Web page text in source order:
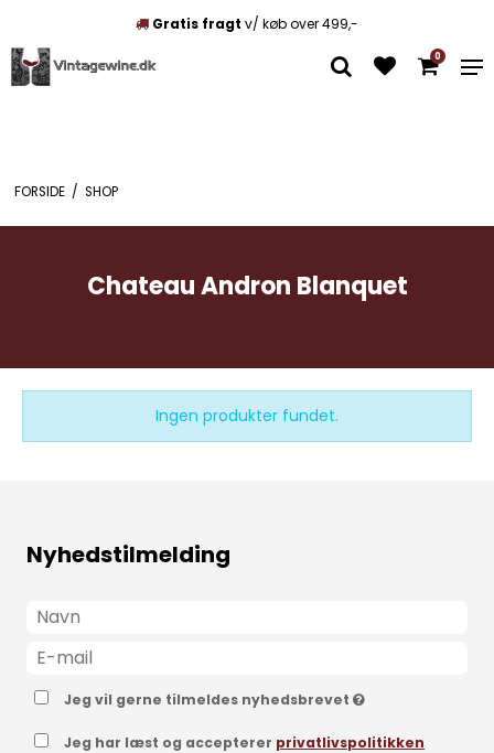
Gratis fragt v/ køb over 499,-
0
FORSIDE / SHOP
Chateau Andron Blanquet
Ingen produkter fundet.
Nyhedstilmelding
Jeg vil gerne tilmeldes nyhedsbrevet
Jeg har læst og accepterer privatlivspolitikken